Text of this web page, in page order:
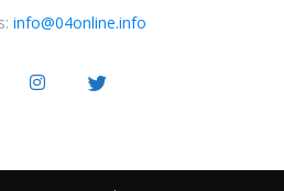
info@04online.info